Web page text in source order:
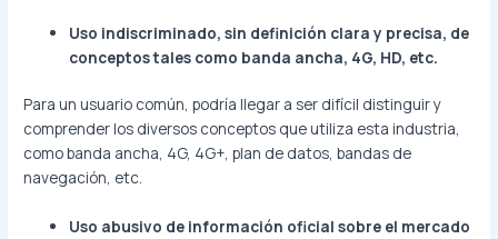
Uso indiscriminado, sin definición clara y precisa, de
conceptos tales como banda ancha, 4G, HD, etc.
Para un usuario común, podría llegar a ser difícil distinguir y
comprender los diversos conceptos que utiliza esta industria,
como banda ancha, 4G, 4G+, plan de datos, bandas de
navegación, etc.
Uso abusivo de información oficial sobre el mercado